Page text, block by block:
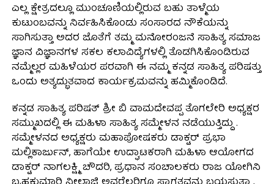
ಎಲ್ಲ ಕ್ಷೇತ್ರದಲ್ಲೂ ಮುಂಚೂಣಿಯಲ್ಲಿರುವ ಬಹು ತಾಳ್ಮೆಯ
ಕುಟುಂಬವನ್ನು ನಿರ್ವಹಿಸಿಕೊಂಡು ಸಂಸಾರದ ನೌಕೆಯನ್ನು
ಸಾಗಿಸುತ್ತಾ ಅದರ ಜೊತೆಗೆ ತಮ್ಮ ಮನೋರಂಜನೆ ಸಾಹಿತ್ಯ ಸಮಾಜ
ಜ್ಞಾನ ವಿಜ್ಞಾನಗಳ ಸಕಲ ಕಲಾವಿದ್ಯೆಗಳಲ್ಲಿ ತೊಡಗಿಸಿಕೊಂಡಿರುವ
ನಮ್ಮೆಲ್ಲರ ಮಹಿಳೆಯರ ಪರವಾಗಿ ಈ ನಮ್ಮ ಕನ್ನಡ ಸಾಹಿತ್ಯ ಪರಿಷತ್ತು
ಒಂದು ಅತ್ಯದ್ಭುತವಾದ ಕಾರ್ಯಕ್ರಮವನ್ನು ಹಮ್ಮಿಕೊಂಡಿದೆ.
ಕನ್ನಡ ಸಾಹಿತ್ಯ ಪರಿಷತ್ ಶ್ರೀ ಬಿ ವಾಮದೇವಪ್ಪ ತೊಗಲೇರಿ ಅಧ್ಯಕ್ಷರ
ಸಮ್ಮುಖದಲ್ಲಿ ಈ ಮಹಿಳಾ ಸಾಹಿತ್ಯ ಸಮ್ಮೇಳನ ನಡೆಯುತ್ತಿದ್ದು .
ಸಮ್ಮೇಳನದ ಅಧ್ಯಕ್ಷರು ಮಹಾಪೋಷಕರು ಡಾಕ್ಟರ್ ಪ್ರಭಾ
ಮಲ್ಲಿಕಾರ್ಜುನ್, ಹಾಗೆಯೇ ಉದ್ಘಾಟಕರಾಗಿ ಮಹಿಳಾ ಆಯೋಗದ
ಡಾಕ್ಟರ್ ನಾಗಲಕ್ಷ್ಮಿ ಚೌದರಿ, ಪ್ರಧಾನ ಸಂಚಾಲಕರು ರಾಜ ಯೋಗಿನಿ